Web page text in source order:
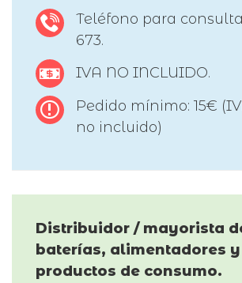
Teléfono para
673.
IVA NO INCLUIDO.
Pedido mínimo: 15€
no incluido)
Distribuidor / mayorista
baterías, alimentadores y
productos de consumo.